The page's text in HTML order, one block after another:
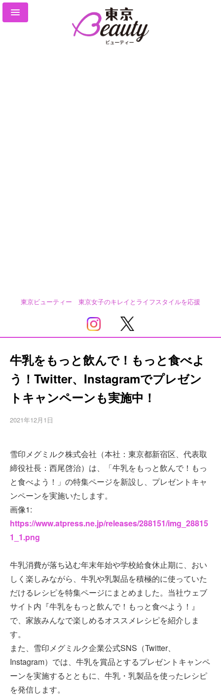
東京ビューティー 東京女子のキレイとライフスタイルを応援
牛乳をもっと飲んで！もっと食べよ
う！Twitter、Instagramでプレゼン
トキャンペーンも実施中！
2021年12月1日
雪印メグミルク株式会社（本社：東京都新宿区、代表取
締役社長：西尾啓治）は、「牛乳をもっと飲んで！もっ
と食べよう！」の特集ページを新設し、プレゼントキャ
ンペーンを実施いたします。
画像1:
https://www.atpress.ne.jp/releases/288151/img_28815
1_1.png
牛乳消費が落ち込む年末年始や学校給食休止期に、おい
しく楽しみながら、牛乳や乳製品を積極的に使っていた
だけるレシピを特集ページにまとめました。当社ウェブ
サイト内『牛乳をもっと飲んで！もっと食べよう！』
で、家族みんなで楽しめるオススメレシピを紹介しま
す。
また、雪印メグミルク企業公式SNS（Twitter、
Instagram）では、牛乳を賞品とするプレゼントキャンペ
ーンを実施するとともに、牛乳・乳製品を使ったレシピ
を発信します。